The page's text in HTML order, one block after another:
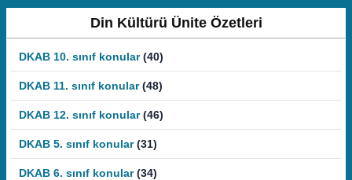
Din Kültürü Ünite Özetleri
DKAB 10. sınıf konular (40)
DKAB 11. sınıf konular (48)
DKAB 12. sınıf konular (46)
DKAB 5. sınıf konular (31)
DKAB 6. sınıf konular (34)